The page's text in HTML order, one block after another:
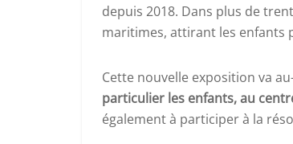
depuis 2018. Dans plus de
maritimes, attirant les enfants
Cette nouvelle exposition va
particulier les enfants, au
également à participer à la